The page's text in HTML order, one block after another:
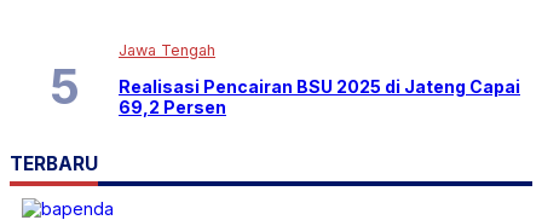
Jawa Tengah
Realisasi Pencairan BSU 2025 di Jateng Capai
69,2 Persen
TERBARU